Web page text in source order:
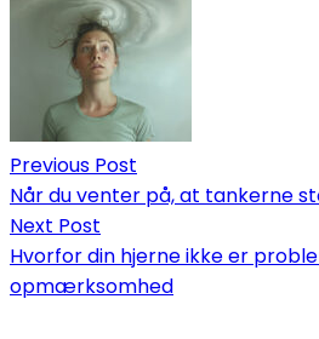
Previous Post
Når du venter på, at tankerne
Next Post
Hvorfor din hjerne ikke er
opmærksomhed